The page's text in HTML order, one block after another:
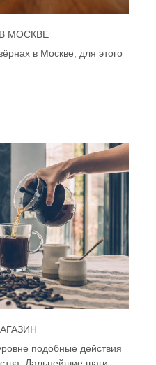
МОСКВЕ
в Москве, для этого
подобные действия